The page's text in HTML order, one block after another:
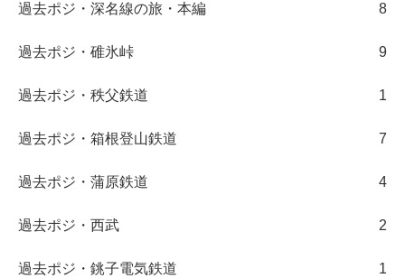
過去ポジ・深名線の旅・本編 8
過去ポジ・碓氷峠 9
過去ポジ・秩父鉄道 1
過去ポジ・箱根登山鉄道 7
過去ポジ・蒲原鉄道 4
過去ポジ・西武 2
過去ポジ・銚子電気鉄道 1